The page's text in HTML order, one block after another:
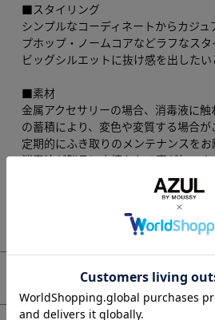
■スタイリング
シンプルなコーディネートからカジ
プホップ・ノームコアなどラフなスタ
ビッグシルエットに抜け感を出したい
■素材
金属アクセサリーの場合、消毒液に
の蓄積により、変色や変質する場合が
定期的にふき取りのメンテナンスをお
消毒液が製品に直接かかる事が無い
■251ISC56-165Iのリピート商品です。
異なる場合があります。
※画像の商品は光の照射や角度、お使
り、実物と色味が異なる場合がござい
※着用、お取り扱いの際は、アテンシ
もっと見る
アイテムサイズ